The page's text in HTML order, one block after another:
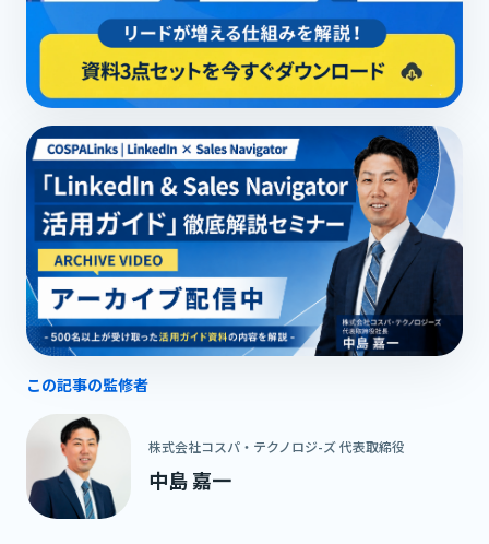
この記事の監修者
株式会社コスパ・テクノロジ-ズ 代表取締役
中島 嘉一